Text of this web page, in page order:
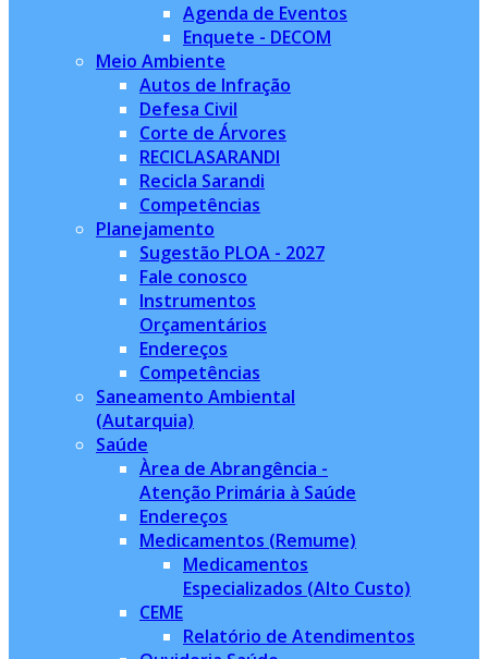
Agenda de Eventos
Enquete - DECOM
Meio Ambiente
Autos de Infração
Defesa Civil
Corte de Árvores
RECICLASARANDI
Recicla Sarandi
Competências
Planejamento
Sugestão PLOA - 2027
Fale conosco
Instrumentos
Orçamentários
Endereços
Competências
Saneamento Ambiental
(Autarquia)
Saúde
Àrea de Abrangência -
Atenção Primária à Saúde
Endereços
Medicamentos (Remume)
Medicamentos
Especializados (Alto Custo)
CEME
Relatório de Atendimentos